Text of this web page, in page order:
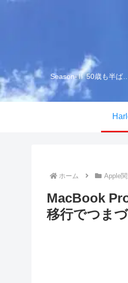
Season-Ⅱ 50歳も半ば…
ホーム Apple
MacBook
移行でつま